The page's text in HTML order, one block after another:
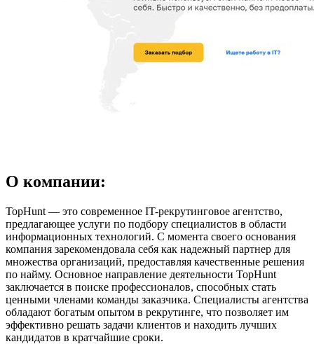
О компании:
TopHunt — это современное IT-рекрутинговое агентство,
предлагающее услуги по подбору специалистов в области
информационных технологий. С момента своего основания
компания зарекомендовала себя как надежный партнер для
множества организаций, предоставляя качественные решения
по найму. Основное направление деятельности TopHunt
заключается в поиске профессионалов, способных стать
ценными членами команды заказчика. Специалисты агентства
обладают богатым опытом в рекрутинге, что позволяет им
эффективно решать задачи клиентов и находить лучших
кандидатов в кратчайшие сроки.